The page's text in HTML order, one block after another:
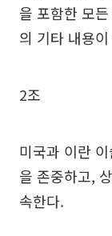
을 포함한 모
의 기타 내용
2조
미국과 이란
을 존중하고,
속한다.